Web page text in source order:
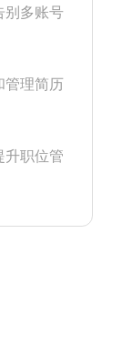
别多账号
管理简历
升职位管